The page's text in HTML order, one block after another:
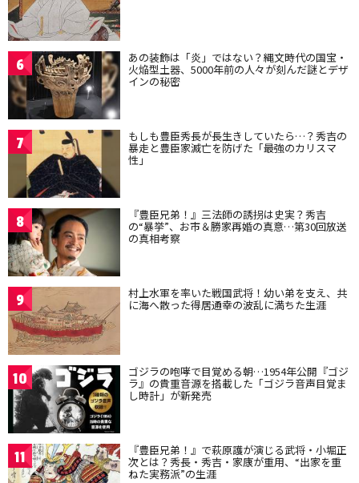
6 あの装飾は「炎」ではない？縄文時代の国宝・
火焔型土器、5000年前の人々が刻んだ謎とデザ
インの秘密
7 もしも豊臣秀長が長生きしていたら…？秀吉の
暴走と豊臣家滅亡を防げた「最強のカリスマ
性」
8 『豊臣兄弟！』三法師の誘拐は史実？秀吉
の“暴挙”、お市＆勝家再婚の真意…第30回放送
の真相考察
9 村上水軍を率いた戦国武将！幼い弟を支え、共
に海へ散った得居通幸の波乱に満ちた生涯
10 ゴジラの咆哮で目覚める朝…1954年公開『ゴジ
ラ』の貴重音源を搭載した「ゴジラ音声目覚ま
し時計」が新発売
11 『豊臣兄弟！』で萩原護が演じる武将・小堀正
次とは？秀長・秀吉・家康が重用、“出家を重
ねた実務派”の生涯